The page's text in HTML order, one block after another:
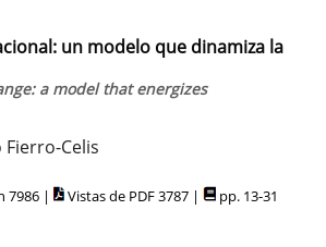
un modelo que dinamiza la
a model that energizes
Celis
7986 | Vistas de PDF 3787 | pp. 13-31